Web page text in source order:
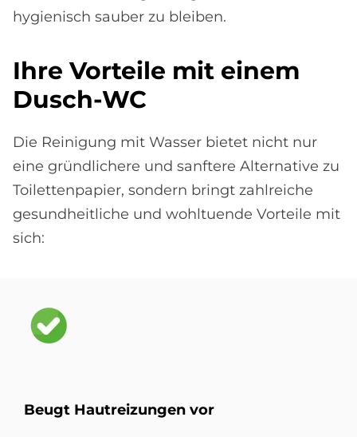
hygienisch sauber zu bleiben.
Ihre Vor­teile mit ei­nem
Dusch-WC
Die Reinigung mit Wasser bietet nicht nur
eine gründlichere und sanftere Alternative zu
Toilettenpapier, sondern bringt zahlreiche
gesundheitliche und wohltuende Vorteile mit
sich:
Bild
Beu­gt Haut­rei­zun­gen vor